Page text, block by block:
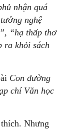
nhận quá
tưởng nghệ
“hạ thấp thơ
ra khỏi sách
Con đường
chí Văn học
Nhưng